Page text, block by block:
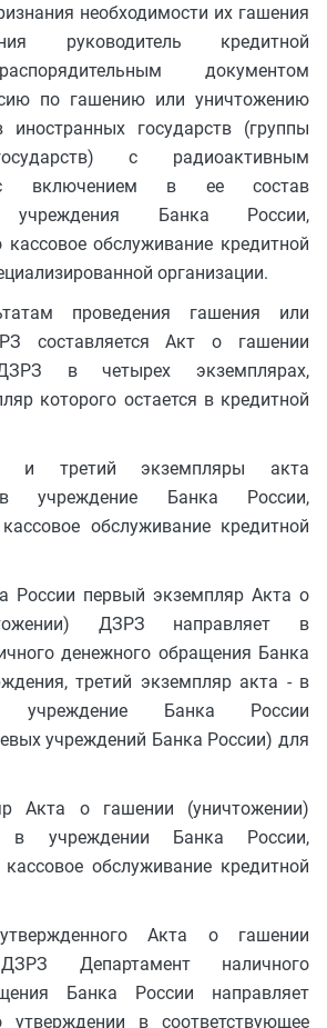
необходимости их гашения
руководитель кредитной
документом
по гашению или уничтожению
государств (группы
с радиоактивным
с включением в ее состав
учреждения Банка России,
обслуживание кредитной
организации.
проведения гашения или
составляется Акт о гашении
в четырех экземплярах,
которого остается в кредитной
и третий экземпляры акта
учреждение Банка России,
обслуживание кредитной
России первый экземпляр Акта о
ДЗРЗ направляет в
денежного обращения Банка
третий экземпляр акта - в
учреждение Банка России
учреждений Банка России) для
Акта о гашении (уничтожении)
в учреждении Банка России,
обслуживание кредитной
Акта о гашении
Департамент наличного
Банка России направляет
в соответствующее